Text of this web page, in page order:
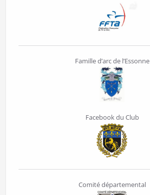
Famille d’arc de l’Essonne
Facebook du Club
Comité départemental